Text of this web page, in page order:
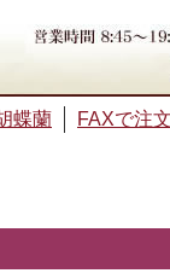
蝶蘭 FAXで注文